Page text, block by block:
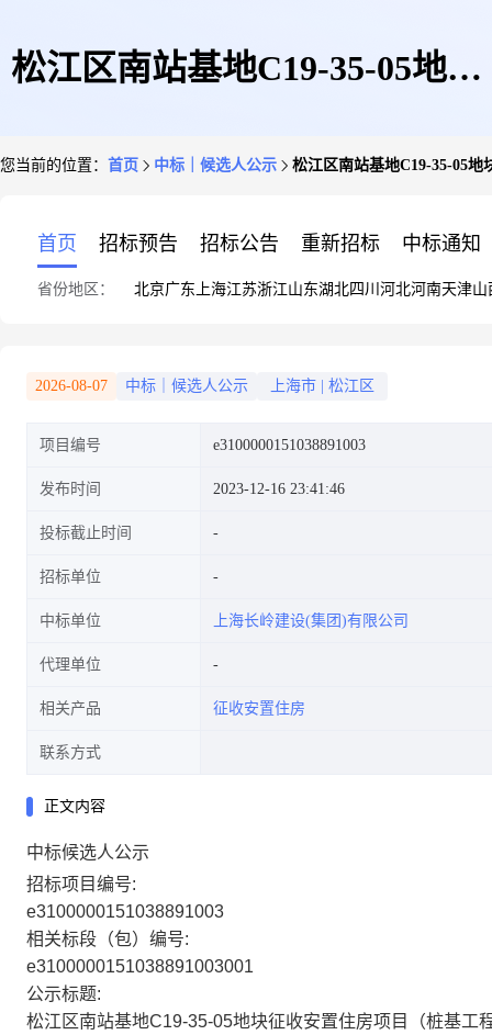
松江区南站基地C19-35-05地块
您当前的位置： 首页 中标｜候选人公示 松江区南站基地C19-35-05
首页 招标预告 招标公告 重新招标 中标通知
省份地区： 北京广东 上海江苏浙江山东湖北四川 河北河南天津山
2026-08-07 中标｜候选人公示 上海市 松江区
项目编号 e3100000151038891003
发布时间 2023-12-16 23:41:46
投标截止时间
招标单位
中标单位 上海长岭建设(集团)有限公司
代理单位
相关产品 征收安置住房
联系方式
正文内容
中标候选人公示
招标项目编号:
e3100000151038891003
相关标段（包）编号:
e3100000151038891003001
公示标题:
松江区南站基地C19-35-05地块征收安置住房项目（桩基工